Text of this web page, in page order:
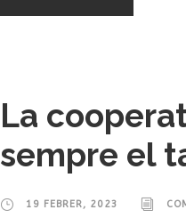
La
sempre el
19 FEBRER, 2023